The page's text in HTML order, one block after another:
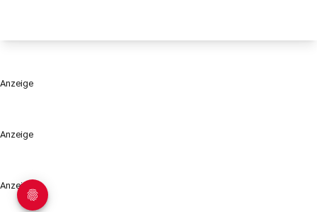
Anzeige
Anzeige
Anzeige